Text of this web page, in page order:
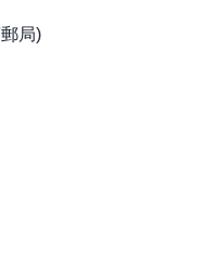
局)